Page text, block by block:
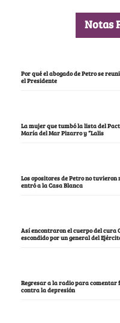
Notas
Por qué el abogado de Petro se
el Presidente
La mujer que tumbó la lista del
María del Mar Pizarro y “Lalis
Los opositores de Petro no
entró a la Casa Blanca
Así encontraron el cuerpo del cura
escondido por un general del
Regresar a la radio para
contra la depresión